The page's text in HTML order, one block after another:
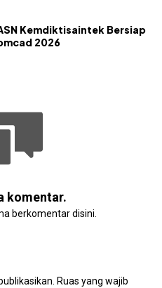
Kemdiktisaintek Bersiap
2026
komentar.
berkomentar disini.
Ruas yang wajib